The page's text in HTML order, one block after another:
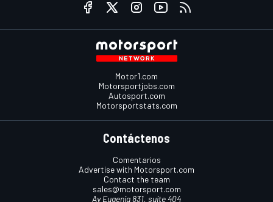
Motor1.com
Motorsportjobs.com
Autosport.com
Motorsportstats.com
Contáctenos
Comentarios
Advertise with Motorsport.com
Contact the team
sales@motorsport.com
Av Eugenia 831, suite 404